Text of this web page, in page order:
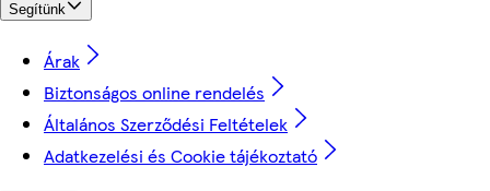
Segítünk
Árak
Biztonságos online rendelés
Általános Szerződési Feltételek
Adatkezelési és Cookie tájékoztató